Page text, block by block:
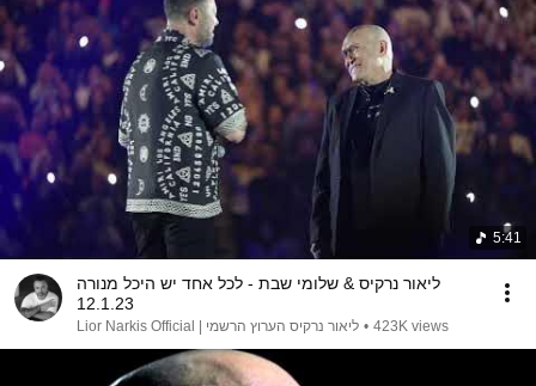
5:41
ליאור נרקיס & שלומי שבת - לכל אחד יש היכל מנורה
12.1.23
Lior Narkis Official | ליאור נרקיס הערוץ הרשמי • 423K views